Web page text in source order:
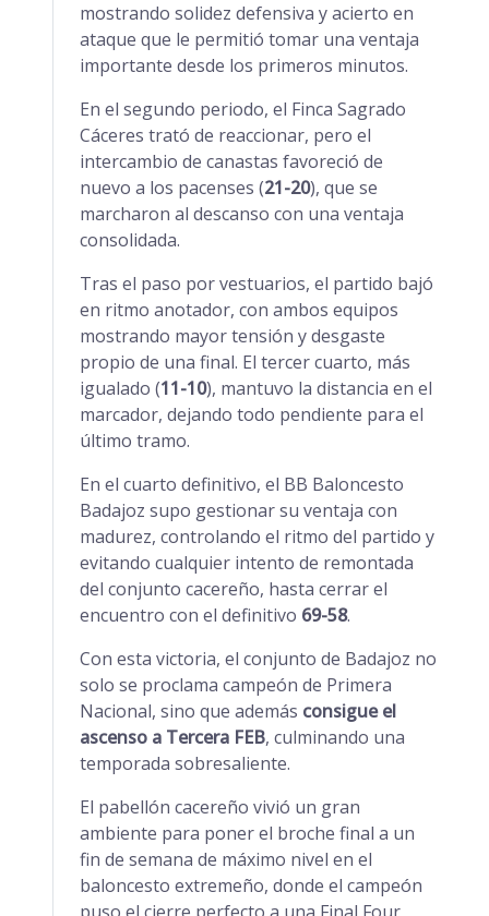
mostrando solidez defensiva y acierto en
ataque que le permitió tomar una ventaja
importante desde los primeros minutos.
En el segundo periodo, el Finca Sagrado
Cáceres trató de reaccionar, pero el
intercambio de canastas favoreció de
nuevo a los pacenses (21-20), que se
marcharon al descanso con una ventaja
consolidada.
Tras el paso por vestuarios, el partido bajó
en ritmo anotador, con ambos equipos
mostrando mayor tensión y desgaste
propio de una final. El tercer cuarto, más
igualado (11-10), mantuvo la distancia en el
marcador, dejando todo pendiente para el
último tramo.
En el cuarto definitivo, el BB Baloncesto
Badajoz supo gestionar su ventaja con
madurez, controlando el ritmo del partido y
evitando cualquier intento de remontada
del conjunto cacereño, hasta cerrar el
encuentro con el definitivo 69-58.
Con esta victoria, el conjunto de Badajoz no
solo se proclama campeón de Primera
Nacional, sino que además consigue el
ascenso a Tercera FEB, culminando una
temporada sobresaliente.
El pabellón cacereño vivió un gran
ambiente para poner el broche final a un
fin de semana de máximo nivel en el
baloncesto extremeño, donde el campeón